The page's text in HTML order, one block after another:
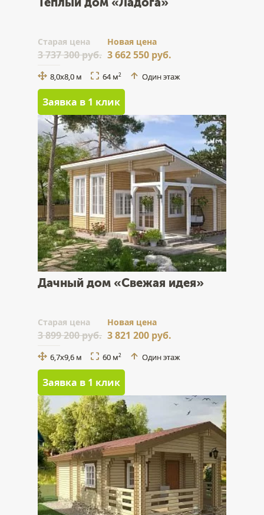
Теплый дом «Ладога»
Cтарая цена
3 737 300 руб.
Новая цена
3 662 550 руб.
8,0х8,0 м 64 м2 Один этаж
Заявка в 1 клик
Дачный дом «Свежая идея»
Cтарая цена
3 899 200 руб.
Новая цена
3 821 200 руб.
6,7х9,6 м 60 м2 Один этаж
Заявка в 1 клик